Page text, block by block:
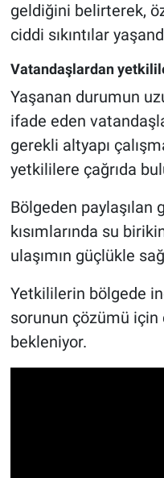
geldiğini belirterek,
ciddi sıkıntılar
Vatandaşlardan
Yaşanan durumun
ifade eden
gerekli altyapı
yetkililere çağrıda
Bölgeden paylaşılan
kısımlarında su
ulaşımın güçlükle
Yetkililerin bölgede
sorunun çözümü için
bekleniyor.
Politika
Magazin
Çevre
Haberde İnsan